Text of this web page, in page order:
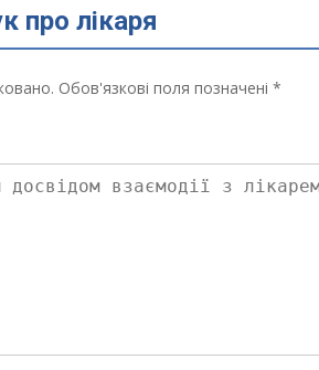
про лікаря
Обов'язкові поля позначені *